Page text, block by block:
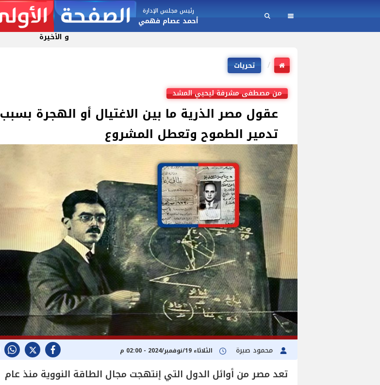
رئيس مجلس الإدارة
أحمد عصام فهمي
و الأخيرة
تحريات
من مصطفى مشرفة ليحيي المشد
عقول مصر الذرية ما بين الاغتيال أو الهجرة بسبب
تدمير الطموح وتعطل المشروع
محمود صبرة الثلاثاء 19/نوفمبر/2024 - 02:00 م
تعد مصر من أوائل الدول التي إنتهجت مجال الطاقة النووية منذ عام